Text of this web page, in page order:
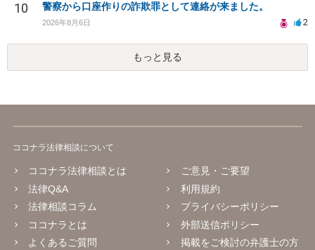
10 警察から口座作りの詐欺罪として連絡が来ました。
2026年8月6日 2
もっと見る
ココナラ法律相談について
ココナラ法律相談とは
法律Q&A
法律相談コラム
ココナラとは
よくあるご質問
ご意見・ご要望
利用規約
プライバシーポリシー
外部送信ポリシー
掲載をご検討の弁護士の方